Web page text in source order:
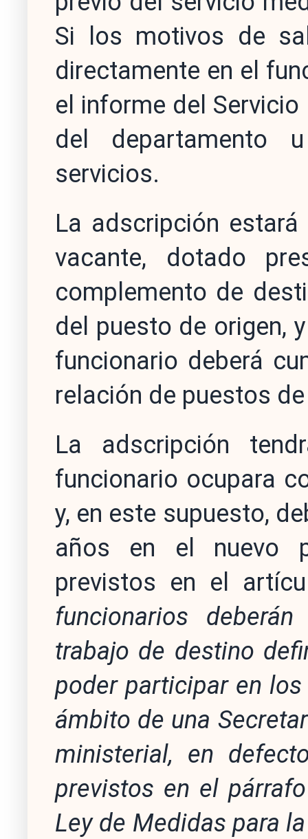
Si los motivos de
directamente en el
el informe del
del departamento
servicios.
La adscripción
vacante, dotado
complemento de
del puesto de origen,
funcionario deberá
relación de puestos
La adscripción
funcionario ocupara
y, en este supuesto,
años en el nuevo
previstos en el
funcionarios
trabajo de destino
poder participar en
ámbito de una
ministerial, en
previstos en el
Ley de Medidas para